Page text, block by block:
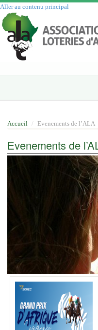
Aller au contenu principal
Accueil Evenements de l’ALA
Evenements de